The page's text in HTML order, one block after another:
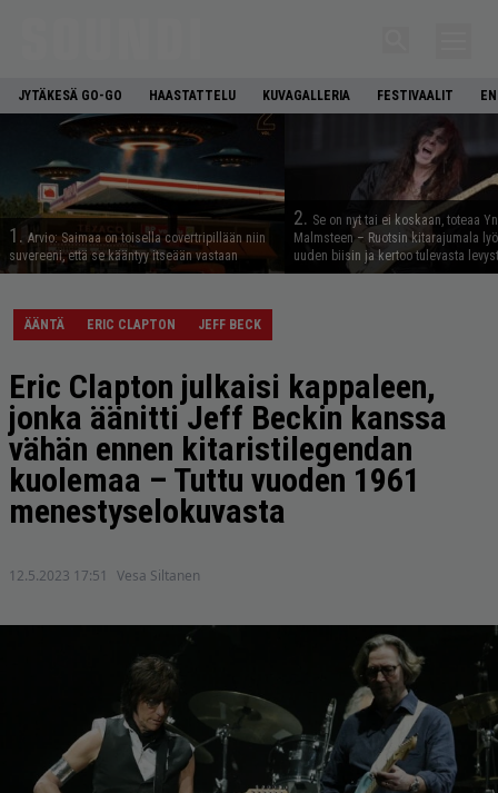
JYTÄKESÄ GO-GO HAASTATTELU KUVAGALLERIA FESTIVAALIT
1. Arvio: Saimaa on toisella covertripillään niin
suvereeni, että se kääntyy itseään vastaan
2. Se on nyt tai ei koskaan, toteaa
Malmsteen – Ruotsin kitarajumala
uuden biisin ja kertoo tulevasta
ÄÄNTÄ ERIC CLAPTON JEFF BECK
Eric Clapton julkaisi kappaleen,
jonka äänitti Jeff Beckin kanssa
vähän ennen kitaristilegendan
kuolemaa – Tuttu vuoden 1961
menestyselokuvasta
12.5.2023 17:51 Vesa Siltanen